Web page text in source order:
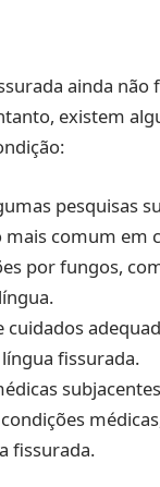
ainda
existem
pesquisas
comum em
por fungos,
cuidados
fissurada.
fissurada.